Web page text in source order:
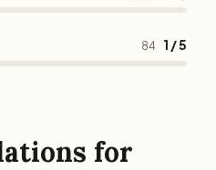
84 1 / 5
for